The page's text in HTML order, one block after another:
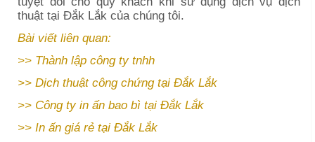
thuật tại Đắk Lắk của chúng tôi.
Bài viết liên quan:
>> Thành lập công ty tnhh
>> Dịch thuật công chứngtại Đắk Lắk
>> Công ty in ấn bao bì tại Đắk Lắk
>> In ấn giá rẻ tại Đắk Lắk